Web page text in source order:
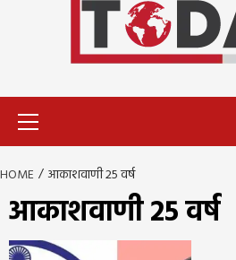
HOME आकाशवाणी 25 वर्ष
आकाशवाणी 25 वर्ष